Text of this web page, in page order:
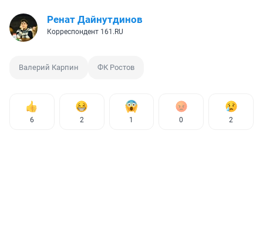
Ренат Дайнутдинов
Корреспондент 161.RU
Валерий Карпин ФК Ростов
6 2 1 0 2